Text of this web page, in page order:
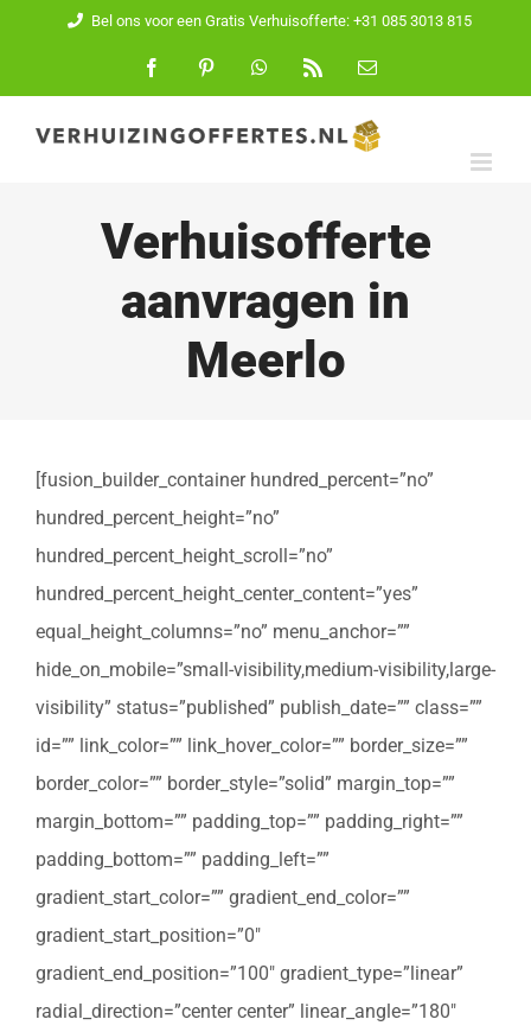
inhoud
Bel ons voor een Gratis Verhuisofferte: +31 085 3013 815
FacebookPinterest WhatsApp
E-
Verhuisofferte
aanvragen in
Meerlo
[fusion_builder_container hundred_percent=”no”
hundred_percent_height=”no”
hundred_percent_height_scroll=”no”
hundred_percent_height_center_content=”yes”
equal_height_columns=”no” menu_anchor=””
hide_on_mobile=”small-visibility,medium-visibility,large-
visibility” status=”published” publish_date=”” class=””
id=”” link_color=”” link_hover_color=”” border_size=””
border_color=”” border_style=”solid” margin_top=””
margin_bottom=”” padding_top=”” padding_right=””
padding_bottom=”” padding_left=””
gradient_start_color=”” gradient_end_color=””
gradient_start_position=”0″
gradient_end_position=”100″ gradient_type=”linear”
radial_direction=”center center” linear_angle=”180″